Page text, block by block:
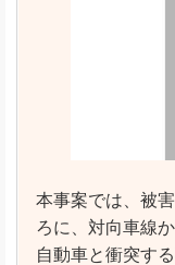
本事案では、被
ろに、対向車線
自動車と衝突す